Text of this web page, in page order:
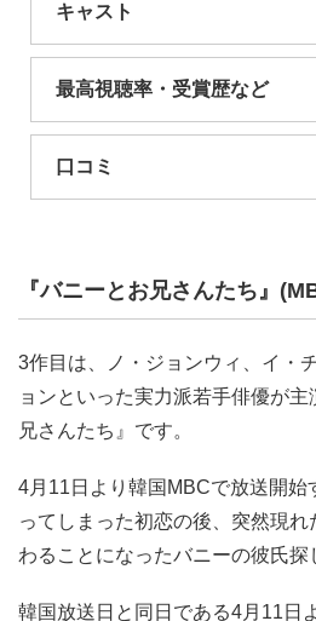
キャスト
最高視聴率・受賞歴など
口コミ
『バニーとお兄さんたち』
3作目は、ノ・ジョンウィ、イ・
ョンといった実力派若手俳優が
兄さんたち』です。
4月11日より韓国MBCで放送開始
ってしまった初恋の後、突然現
わることになったバニーの彼氏探
韓国放送日と同日である4月11日